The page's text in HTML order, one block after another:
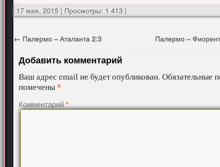
17 мая, 2015 | Просмотры: 1 413 |
← Палермо – Аталанта 2:3 Палермо –
Добавить комментарий
Ваш адрес email не будет опубликован. Обязательные
помечены *
Комментарий*